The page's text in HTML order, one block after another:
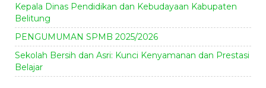
Kepala Dinas Pendidikan dan Kebudayaan Kabupaten
Belitung
PENGUMUMAN SPMB 2025/2026
Sekolah Bersih dan Asri: Kunci Kenyamanan dan Prestasi
Belajar